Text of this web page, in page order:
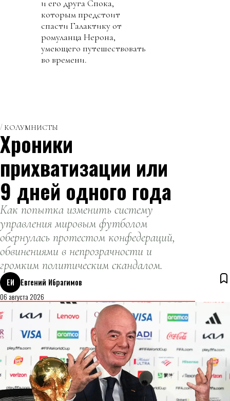
и его друга Спока,
которым предстоит
спасти Галактику от
ромуланца Нерона,
умеющего путешествовать
во времени.
КОЛУМНИСТЫ
Хроники
прихватизации или
9 дней одного года
Как попытка изменить систему
управления мировым футболом
обернулась протестом конфедераций,
обвинениями в непрозрачности и
громким политическим скандалом.
ЕИ
Евгений Ибрагимов
06 августа 2026